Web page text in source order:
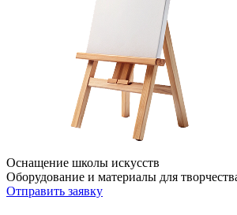
Оснащение школы искусств
Оборудование и материалы для
Отправить заявку